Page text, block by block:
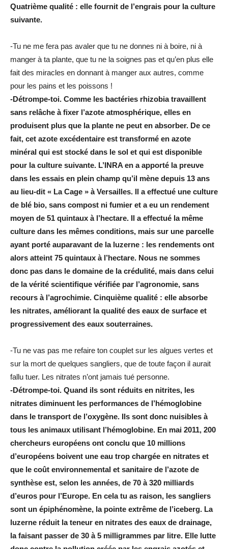
Quatrième qualité : elle fournit de l’engrais pour la culture
suivante.
-Tu ne me fera pas avaler que tu ne donnes ni à boire, ni à
manger à ta plante, que tu ne la soignes pas et qu’en plus elle
fait des miracles en donnant à manger aux autres, comme
pour les pains et les poissons !
-Détrompe-toi. Comme les bactéries rhizobia travaillent
sans relâche à fixer l’azote atmosphérique, elles en
produisent plus que la plante ne peut en absorber. De ce
fait, cet azote excédentaire est transformé en azote
minéral qui est stocké dans le sol et qui est disponible
pour la culture suivante. L’INRA en a apporté la preuve
dans les essais en plein champ qu’il mène depuis 13 ans
au lieu-dit « La Cage » à Versailles. Il a effectué une culture
de blé bio, sans compost ni fumier et a eu un rendement
moyen de 51 quintaux à l’hectare. Il a effectué la même
culture dans les mêmes conditions, mais sur une parcelle
ayant porté auparavant de la luzerne : les rendements ont
alors atteint 75 quintaux à l’hectare. Nous ne sommes
donc pas dans le domaine de la crédulité, mais dans celui
de la vérité scientifique vérifiée par l’agronomie, sans
recours à l’agrochimie. Cinquième qualité : elle absorbe
les nitrates, améliorant la qualité des eaux de surface et
progressivement des eaux souterraines.
-Tu ne vas pas me refaire ton couplet sur les algues vertes et
sur la mort de quelques sangliers, que de toute façon il aurait
fallu tuer. Les nitrates n’ont jamais tué personne.
-Détrompe-toi. Quand ils sont réduits en nitrites, les
nitrates diminuent les performances de l’hémoglobine
dans le transport de l’oxygène. Ils sont donc nuisibles à
tous les animaux utilisant l’hémoglobine. En mai 2011, 200
chercheurs européens ont conclu que 10 millions
d’européens boivent une eau trop chargée en nitrates et
que le coût environnemental et sanitaire de l’azote de
synthèse est, selon les années, de 70 à 320 milliards
d’euros pour l’Europe. En cela tu as raison, les sangliers
sont un épiphénomène, la pointe extrême de l’iceberg. La
luzerne réduit la teneur en nitrates des eaux de drainage,
la faisant passer de 30 à 5 milligrammes par litre. Elle lutte